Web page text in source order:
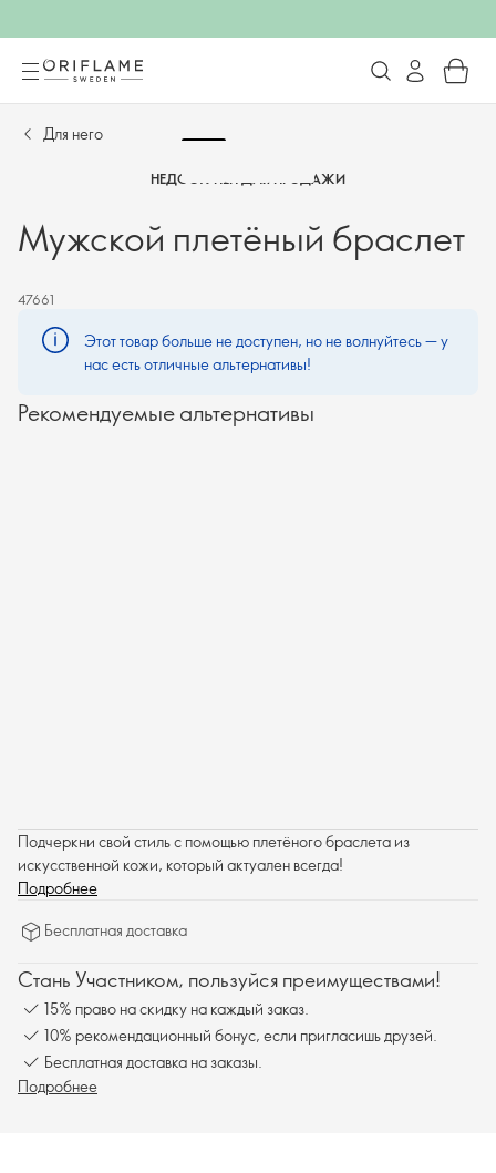
Для него
НЕДОСТУПЕН ДЛЯ ПРОДАЖИ
Мужской плетёный браслет
47661
Этот товар больше не доступен, но не волнуйтесь — у
нас есть отличные альтернативы!
Рекомендуемые альтернативы
Подчеркни свой стиль с помощью плетёного браслета из
искусственной кожи, который актуален всегда!
Подробнее
Бесплатная доставка
Стань Участником, пользуйся преимуществами!
15% право на скидку на каждый заказ.
10% рекомендационный бонус, если пригласишь друзей.
Бесплатная доставка на заказы.
Подробнее